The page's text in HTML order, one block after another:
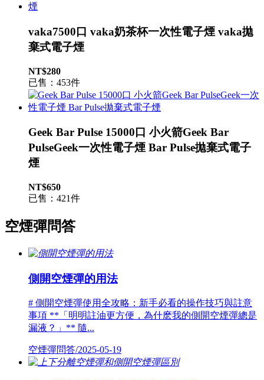
vaka7500口 vaka奶茶杯一次性電子煙 vaka拋
棄式電子煙
NT$280
已售：453件
Geek Bar Pulse 15000口 小火箭Geek Bar
PulseGeek一次性電子煙 Bar Pulse拋棄式電子
煙
NT$650
已售：421件
空煙彈問答
側開空煙彈的用法
# 側開空煙彈使用全攻略：新手必看的操作技巧與註意
事項 **「明明註油更方便，為什麽我的側開空煙彈總是
漏液？」** 隨...
空煙彈問答/2025-05-19